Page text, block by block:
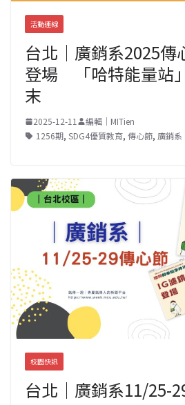
活動連線
台北｜廣銷系2025傳
登場 「哈特能量站
末
2025-12-11
編輯｜MITien
1256期, SDG4優質教育, 傳心節, 廣銷系
校園快訊
台北｜廣銷系11/25-